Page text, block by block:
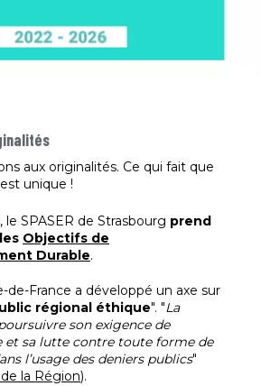
aux originalités. Ce qui fait que
unique !
le SPASER de Strasbourg prend
Objectifs de
Durable.
de-France a développé un axe sur
régional éthique". "La
son exigence de
et sa lutte contre toute forme de
l’usage des deniers publics"
la Région).